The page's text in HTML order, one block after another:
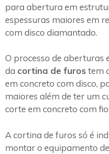
para abertura em
espessuras maiores em
com disco diamantado.
O processo de aberturas
da cortina de furos tem
em concreto com disco,
maiores além de ter um
corte em concreto com
A cortina de furos só é
montar o equipamento